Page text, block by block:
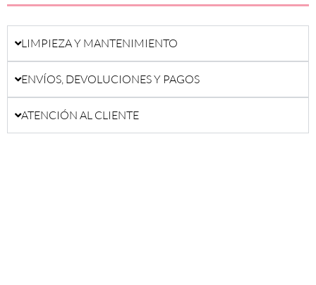
LIMPIEZA Y MANTENIMIENTO
ENVÍOS, DEVOLUCIONES Y PAGOS
ATENCIÓN AL CLIENTE